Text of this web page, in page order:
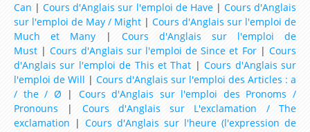
Jeux du Pendu
Jeux de Mots Croisés
Jeux de Mémoire
Ressources par niveau
Can |Cours d'Anglais sur l'emploi de Have| Cours d'Anglais
sur l'emploi de May / Might | Cours d'Anglais sur l'emploi de
Much et Many | Cours d'Anglais sur l'emploi de
Must |Cours d'Anglais sur l'emploi de Since et For|Cours
d'Anglais sur l'emploi de This et That |Cours d'Anglais sur
l'emploi de Will | Cours d'Anglais sur l'emploi des Articles : a
/ the / Ø | Cours d'Anglais sur l'emploi des Pronoms /
Pronouns | Cours d'Anglais sur L'exclamation / The
exclamation | Cours d'Anglais sur l'heure (l'expression de